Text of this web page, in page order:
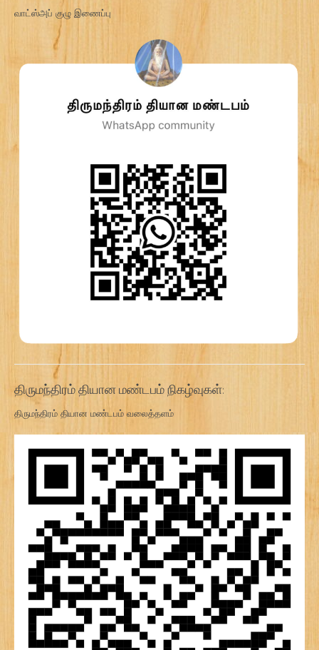
வாட்ஸ்அப் குழு இணைப்பு
திருமந்திரம் தியான மண்டபம் நிகழ்வுகள்:
திருமந்திரம் தியான மண்டபம் வலைத்தளம்